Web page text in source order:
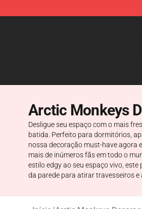
Arctic Monkeys Shop -
Arctic Monkeys
Desligue seu espaço com o mais
batida. Perfeito para dormitórios,
nossa decoração must-have agora
mais de inúmeros fãs em todo o
estilo edgy ao seu espaço vivo,
da parede para atirar travesseiros